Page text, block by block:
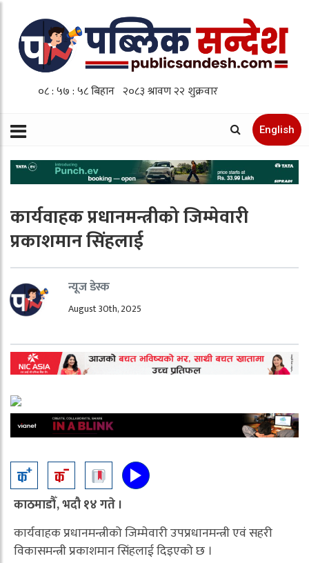
English
कार्यवाहक प्रधानमन्त्रीको जिम्मेवारी
प्रकाशमान सिंहलाई
न्यूज डेस्क
August 30th, 2025
काठमाडौँ, भदौ १४ गते ।
कार्यवाहक प्रधानमन्त्रीको जिम्मेवारी उपप्रधानमन्त्री एवं सहरी
विकासमन्त्री प्रकाशमान सिंहलाई दिइएको छ ।